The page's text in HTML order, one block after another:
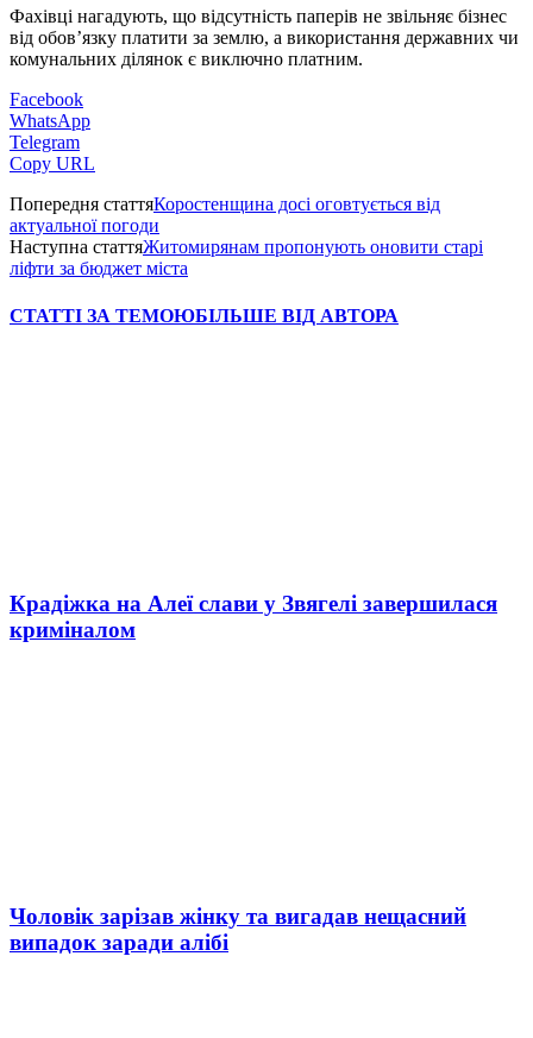
Фахівці нагадують, що відсутність паперів не звільняє бізнес
від обов’язку платити за землю, а використання державних чи
комунальних ділянок є виключно платним.
Facebook
WhatsApp
Telegram
Copy URL
Попередня статтяКоростенщина досі оговтується від
актуальної погоди
Наступна статтяЖитомирянам пропонують оновити старі
ліфти за бюджет міста
СТАТТІ ЗА ТЕМОЮБІЛЬШЕ ВІД АВТОРА
Крадіжка на Алеї слави у Звягелі завершилася
криміналом
Чоловік зарізав жінку та вигадав нещасний
випадок заради алібі